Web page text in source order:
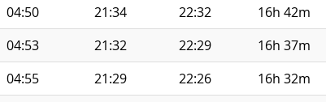
04:50 21:34 22:32
16h 42m
04:53 21:32 22:29
16h 37m
04:55 21:29 22:26
16h 32m